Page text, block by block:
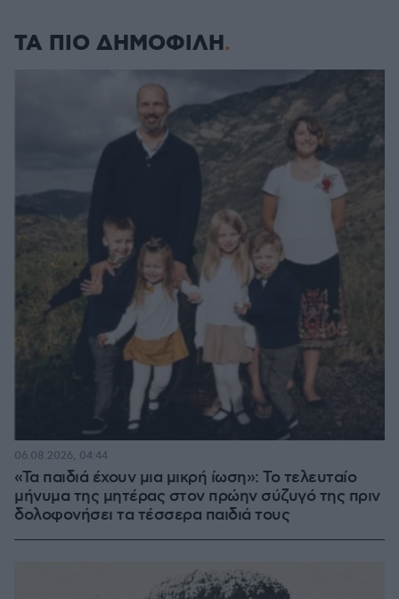
ΤΑ ΠΙΟ ΔΗΜΟΦΙΛΗ
«Τα παιδιά έχουν μια μικρή ίωση»: Το τελευταίο
μήνυμα της μητέρας στον πρώην σύζυγό της πριν
δολοφονήσει τα τέσσερα παιδιά τους
06.08.2026, 04:44